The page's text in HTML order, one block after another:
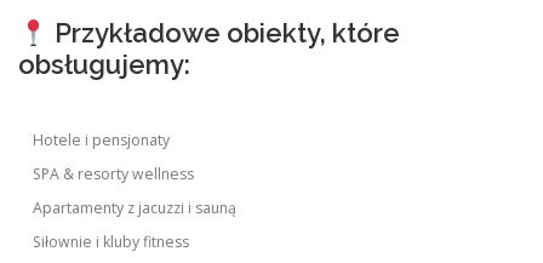
Przykładowe obiekty, które
obsługujemy:
Hotele i pensjonaty
SPA & resorty wellness
Apartamenty z jacuzzi i sauną
Siłownie i kluby fitness